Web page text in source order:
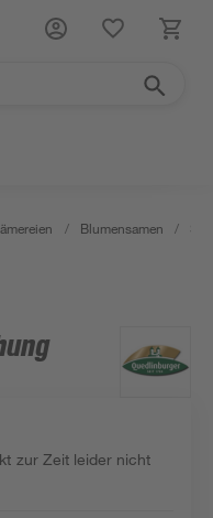
/ Blumensamen /
zur Zeit leider nicht